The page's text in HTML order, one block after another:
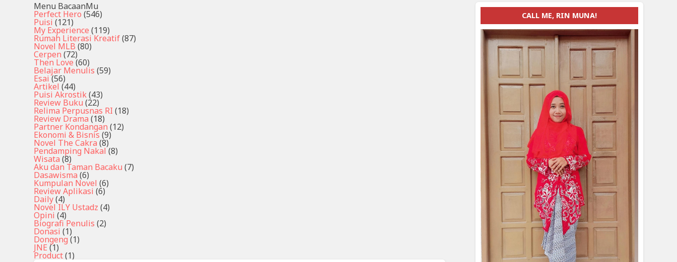
Menu BacaanMu
Perfect Hero (546)
Puisi (121)
My Experience (119)
Rumah Literasi Kreatif(87)
Novel MLB (80)
Cerpen (72)
Then Love (60)
Belajar Menulis (59)
Esai (56)
Artikel (44)
Puisi Akrostik(43)
Review Buku (22)
Relima Perpusnas RI (18)
Review Drama (18)
Partner Kondangan (12)
Ekonomi & Bisnis (9)
Novel The Cakra (8)
Pendamping Nakal(8)
Wisata (8)
Aku dan Taman Bacaku (7)
Dasawisma (6)
Kumpulan Novel (6)
Review Aplikasi (6)
Daily(4)
Novel ILY Ustadz (4)
Opini (4)
Biografi Penulis (2)
Donasi (1)
Dongeng (1)
JNE (1)
Product(1)
CALL ME, RIN MUNA!